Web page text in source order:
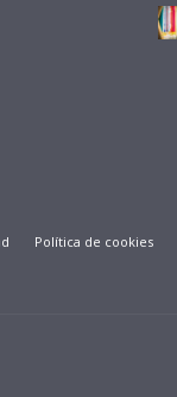
Política de cookies